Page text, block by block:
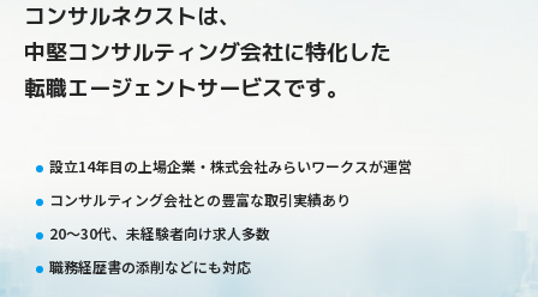
コンサルネクストは、
中堅コンサルティング会社に特化した
転職エージェントサービスです。
設立14年目の上場企業・株式会社みらいワークスが運営
コンサルティング会社との豊富な取引実績あり
20〜30代、未経験者向け求人多数
職務経歴書の添削などにも対応